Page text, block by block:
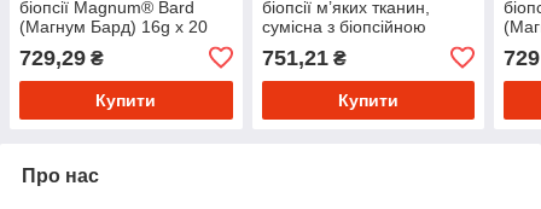
біопсії Magnum® Bard
(Магнум Бард) 16g x 20
729,29 ₴
Купити
біопсії м’яких тканин,
сумісна з біопсійною
(Magnum Bard) (FSC
1620B)
751,21₴
Купити
Про нас